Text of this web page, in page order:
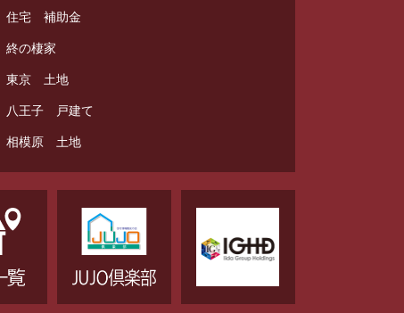
住宅 補助金
終の棲家
東京 土地
八王子 戸建て
相模原 土地